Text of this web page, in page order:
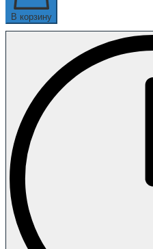
В корзину